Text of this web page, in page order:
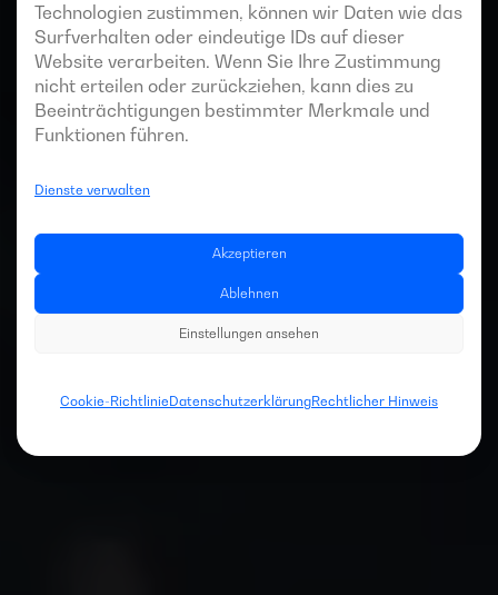
Technologien zustimmen, können wir Daten wie das
Surfverhalten oder eindeutige IDs auf dieser
Website verarbeiten. Wenn Sie Ihre Zustimmung
nicht erteilen oder zurückziehen, kann dies zu
Beeinträchtigungen bestimmter Merkmale und
Funktionen führen.
Dienste verwalten
Akzeptieren
Ablehnen
Einstellungen ansehen
Cookie-RichtlinieDatenschutzerklärungRechtlicher Hinweis